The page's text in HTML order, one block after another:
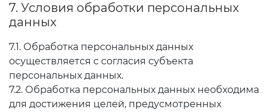
7. Условия обработки персональных
данных
7.1. Обработка персональных данных
осуществляется с согласия субъекта
персональных данных.
7.2. Обработка персональных данных необходима
для достижения целей, предусмотренных